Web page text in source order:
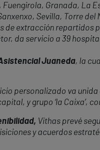
Granada, La
Sevilla, Torre del
de extracción repartidos
da servicio a 39
Juaneda, la
personalizado va unida
y grupo ‘la Caixa’,
Vithas prevé
y acuerdos